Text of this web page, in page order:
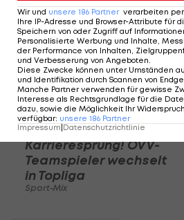
Karrieresprung! ÖVV-
Teamspieler wechselt
in Topliga
Sport-Mix
Wir und unsere 186 Partner verarbeiten
Ihre IP-Adresse und Browser-Attribute für
Speichern von oder Zugriff auf
Personalisierte Werbung und Inhalte,
der Performance von Inhalten,
und Verbesserung von Angeboten.
Diese Zwecke können unter Umständen
und Identifikation durch Scannen von
Manche Partner verwenden für gewisse
Interesse als Rechtsgrundlage für die
dazu, sowie die Möglichkeit Ihr
verfügbar: unsere 186 Partner
Impressum Datenschutzrichtlinie